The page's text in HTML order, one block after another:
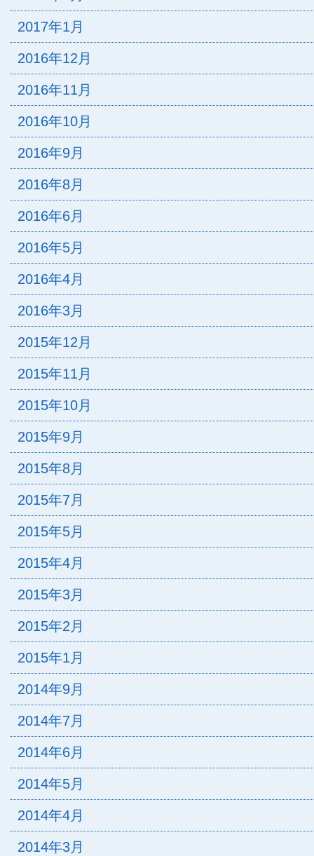
2017年1月
2016年12月
2016年11月
2016年10月
2016年9月
2016年8月
2016年6月
2016年5月
2016年4月
2016年3月
2015年12月
2015年11月
2015年10月
2015年9月
2015年8月
2015年7月
2015年5月
2015年4月
2015年3月
2015年2月
2015年1月
2014年9月
2014年7月
2014年6月
2014年5月
2014年4月
2014年3月